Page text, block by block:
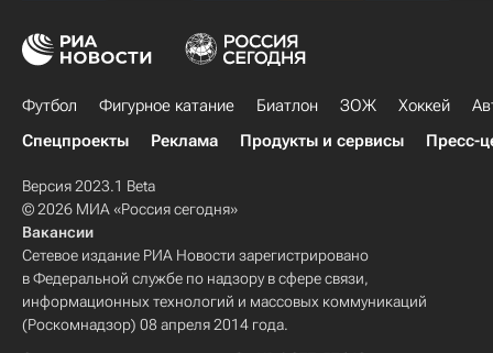
Футбол Фигурное катание Биатлон ЗОЖ Хоккей
Спецпроекты
Реклама Продукты и сервисы Пресс-
Версия 2023.1 Beta
© 2026 МИА «Россия сегодня»
Вакансии
Сетевое издание РИА Новости зарегистрировано
в Федеральной службе по надзору в сфере связи,
информационных технологий и массовых коммуникаций
(Роскомнадзор) 08 апреля 2014 года.